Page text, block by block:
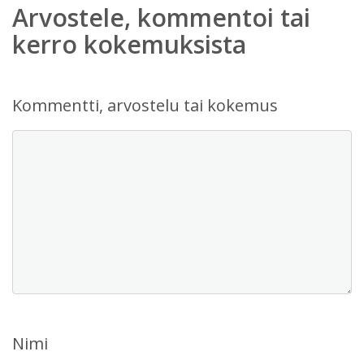
Arvostele, kommentoi tai
kerro kokemuksista
Kommentti, arvostelu tai kokemus
Nimi